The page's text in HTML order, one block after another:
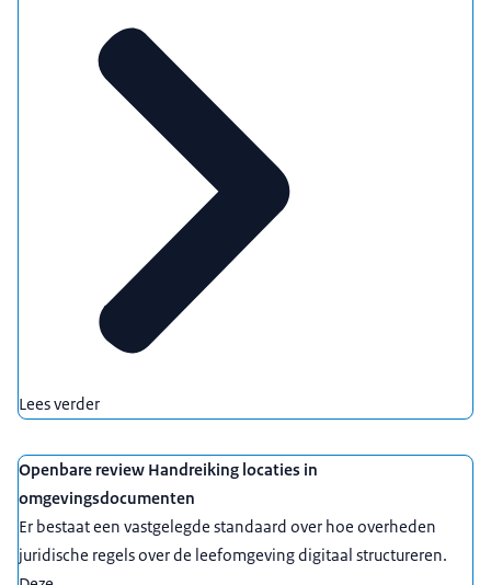
Lees verder
Openbare review Handreiking locaties in
omgevingsdocumenten
Er bestaat een vastgelegde standaard over hoe overheden
juridische regels over de leefomgeving digitaal structureren.